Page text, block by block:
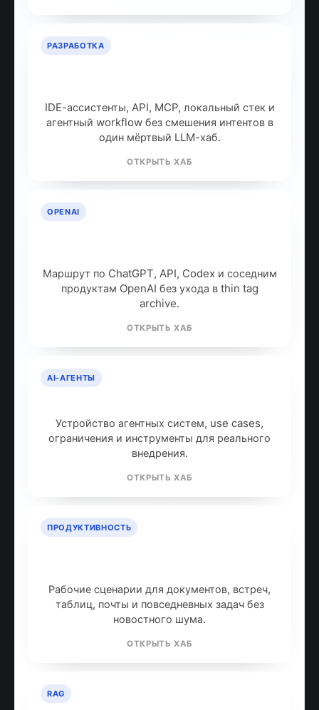
РАЗРАБОТКА
IDE-ассистенты, API, MCP, локальный стек и
агентный workflow без смешения интентов в
один мёртвый LLM-хаб.
ОТКРЫТЬ ХАБ
OPENAI
Маршрут по ChatGPT, API, Codex и соседним
продуктам OpenAI без ухода в thin tag
archive.
ОТКРЫТЬ ХАБ
AI-АГЕНТЫ
Устройство агентных систем, use cases,
ограничения и инструменты для реального
внедрения.
ОТКРЫТЬ ХАБ
ПРОДУКТИВНОСТЬ
Рабочие сценарии для документов, встреч,
таблиц, почты и повседневных задач без
новостного шума.
ОТКРЫТЬ ХАБ
RAG